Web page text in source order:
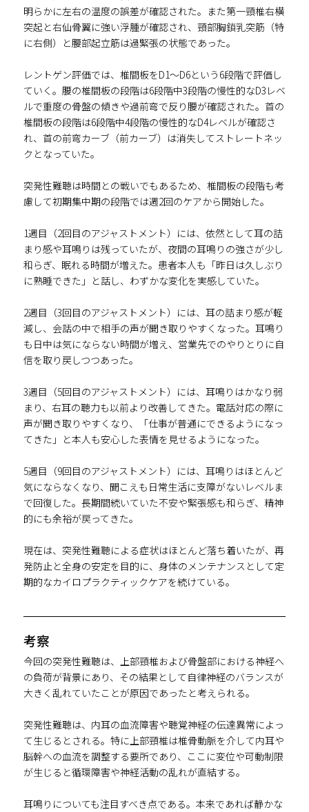
明らかに左右の温度の誤差が確認された。また第一頸椎右横
突起と右仙骨翼に強い浮腫が確認され、頸部胸鎖乳突筋（特
に右側）と腰部起立筋は過緊張の状態であった。
レントゲン評価では、椎間板をD1～D6という6段階で評価し
ていく。腰の椎間板の段階は6段階中3段階の慢性的なD3レベ
ルで重度の骨盤の傾きや過前弯で反り腰が確認された。首の
椎間板の段階は6段階中4段階の慢性的なD4レベルが確認さ
れ、首の前弯カーブ（前カーブ）は消失してストレートネッ
クとなっていた。
突発性難聴は時間との戦いでもあるため、椎間板の段階も考
慮して初期集中期の段階では週2回のケアから開始した。
1週目（2回目のアジャストメント）には、依然として耳の詰
まり感や耳鳴りは残っていたが、夜間の耳鳴りの強さが少し
和らぎ、眠れる時間が増えた。患者本人も「昨日は久しぶり
に熟睡できた」と話し、わずかな変化を実感していた。
2週目（3回目のアジャストメント）には、耳の詰まり感が軽
減し、会話の中で相手の声が聞き取りやすくなった。耳鳴り
も日中は気にならない時間が増え、営業先でのやりとりに自
信を取り戻しつつあった。
3週目（5回目のアジャストメント）には、耳鳴りはかなり弱
まり、右耳の聴力も以前より改善してきた。電話対応の際に
声が聞き取りやすくなり、「仕事が普通にできるようになっ
てきた」と本人も安心した表情を見せるようになった。
5週目（9回目のアジャストメント）には、耳鳴りはほとんど
気にならなくなり、聞こえも日常生活に支障がないレベルま
で回復した。長期間続いていた不安や緊張感も和らぎ、精神
的にも余裕が戻ってきた。
現在は、突発性難聴による症状はほとんど落ち着いたが、再
発防止と全身の安定を目的に、身体のメンテナンスとして定
期的なカイロプラクティックケアを続けている。
考察
今回の突発性難聴は、上部頸椎および骨盤部における神経へ
の負荷が背景にあり、その結果として自律神経のバランスが
大きく乱れていたことが原因であったと考えられる。
突発性難聴は、内耳の血流障害や聴覚神経の伝達異常によっ
て生じるとされる。特に上部頸椎は椎骨動脈を介して内耳や
脳幹への血流を調整する要所であり、ここに変位や可動制限
が生じると循環障害や神経活動の乱れが直結する。
耳鳴りについても注目すべき点である。本来であれば静かな